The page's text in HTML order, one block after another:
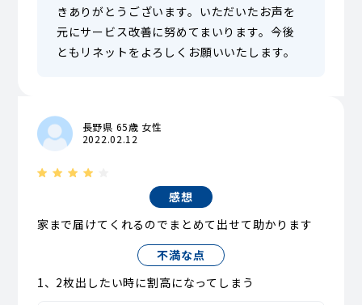
きありがとうございます。いただいたお声を
元にサービス改善に努めてまいります。今後
ともリネットをよろしくお願いいたします。
長野県 65歳 女性
2022.02.12
感想
家まで届けてくれるのでまとめて出せて助かります
不満な点
1、2枚出したい時に割高になってしまう